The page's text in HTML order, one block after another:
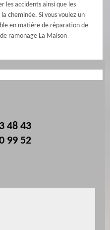
les accidents ainsi que les
cheminée. Si vous voulez un
en matière de réparation de
ramonage La Maison
48 43
99 52